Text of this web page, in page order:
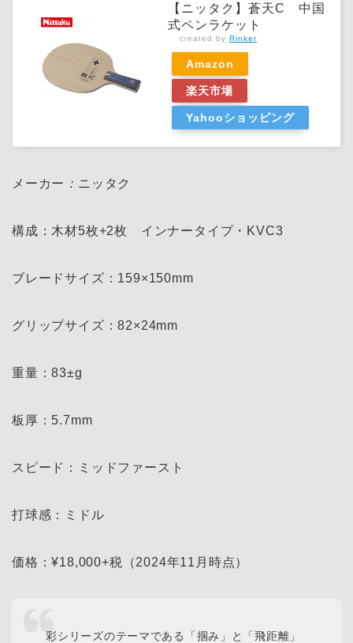
【ニッタク】蒼天C 中国
式ペンラケット
created by Rinker
Amazon
楽天市場
Yahooショッピング
メーカー ： ニッタク
構成：木材5枚+2枚 インナータイプ・KVC3
ブレードサイズ：159×150mm
グリップサイズ：82×24mm
重量：83±g
板厚：5.7mm
スピード：ミッドファースト
打球感：ミドル
価格：¥18,000+税（2024年11月時点）
彩シリーズのテーマである「掴み」と「飛距離」